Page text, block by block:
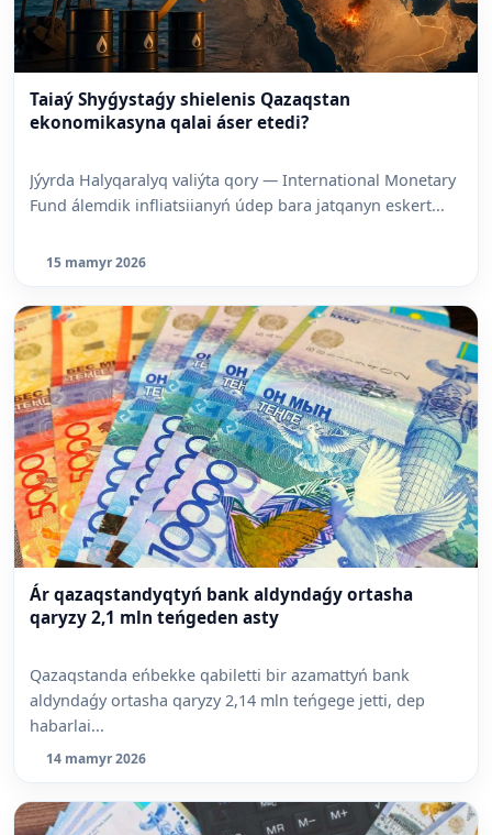
Taiaý Shyǵystaǵy shielenis Qazaqstan
ekonomikasyna qalai áser etedi?
Jýyrda Halyqaralyq valiýta qory — International Monetary
Fund álemdik infliatsiianyń údep bara jatqanyn eskert...
15 mamyr 2026
Ár qazaqstandyqtyń bank aldyndaǵy ortasha
qaryzy 2,1 mln teńgeden asty
Qazaqstanda eńbekke qabiletti bir azamattyń bank
aldyndaǵy ortasha qaryzy 2,14 mln teńgege jetti, dep
habarlai...
14 mamyr 2026